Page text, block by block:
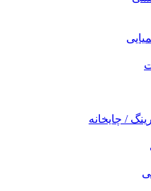
/ چایخانه